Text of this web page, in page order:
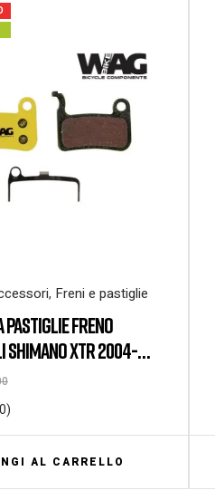
, Freni e pastiglie
FRENO
SHIMANO XTR 2004-
2007 / LX MESCOLA
AL CARRELLO